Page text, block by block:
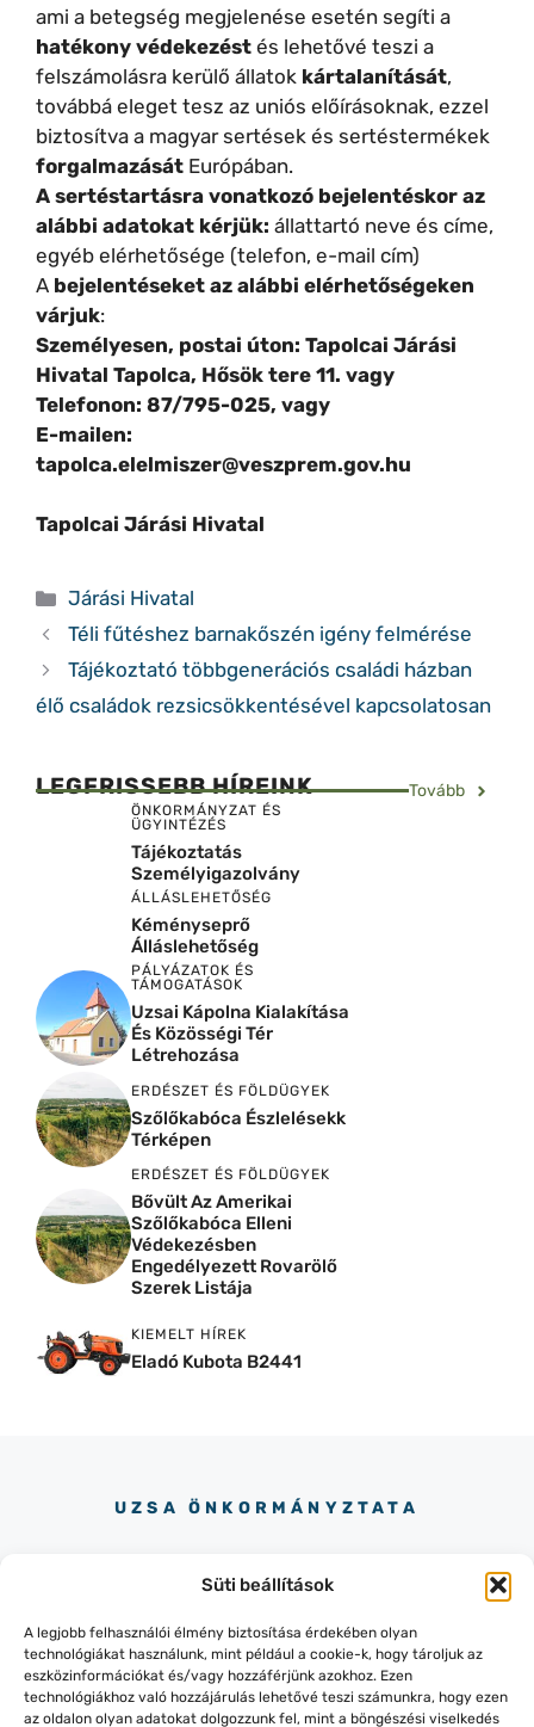
Süti beállítások
A legjobb felhasználói élmény biztosítása érdekében olyan
technológiákat használunk, mint például a cookie-k, hogy tároljuk az
eszközinformációkat és/vagy hozzáférjünk azokhoz. Ezen
technológiákhoz való hozzájárulás lehetővé teszi számunkra, hogy ezen
az oldalon olyan adatokat dolgozzunk fel, mint a böngészési viselkedés
ami a betegség megjelenése esetén segíti a
hatékony védekezést és lehetővé teszi a
felszámolásra kerülő állatok kártalanítását,
továbbá eleget tesz az uniós előírásoknak, ezzel
biztosítva a magyar sertések és sertéstermékek
forgalmazását Európában.
A sertéstartásra vonatkozó bejelentéskor az
alábbi adatokat kérjük: állattartó neve és címe,
egyéb elérhetősége (telefon, e-mail cím)
A bejelentéseket az alábbi elérhetőségeken
várjuk:
Személyesen, postai úton: Tapolcai Járási
Hivatal Tapolca, Hősök tere 11. vagy
Telefonon: 87/795-025, vagy
E-mailen:
tapolca.elelmiszer@veszprem.gov.hu
Tapolcai Járási Hivatal
Kategória
Járási Hivatal
Téli fűtéshez barnakőszén igény felmérése
Tájékoztató többgenerációs családi házban
élő családok rezsicsökkentésével kapcsolatosan
LEGFRISSEBB HÍREINK Tovább
ÖNKORMÁNYZAT ÉS
ÜGYINTÉZÉS
Tájékoztatás
Személyigazolvány
ÁLLÁSLEHETŐSÉG
Kéményseprő
Álláslehetőség
PÁLYÁZATOK ÉS
TÁMOGATÁSOK
Uzsai Kápolna Kialakítása
És Közösségi Tér
Létrehozása
ERDÉSZET ÉS FÖLDÜGYEK
Szőlőkabóca Észlelésekk
Térképen
ERDÉSZET ÉS FÖLDÜGYEK
Bővült Az Amerikai
Szőlőkabóca Elleni
Védekezésben
Engedélyezett Rovarölő
Szerek Listája
KIEMELT HÍREK
Eladó Kubota B2441
UZSA ÖNKORMÁNYZTATA
+36-87/436-151
8319 LESENCEISTVÁND, KOSSUTH
UTCA 145.